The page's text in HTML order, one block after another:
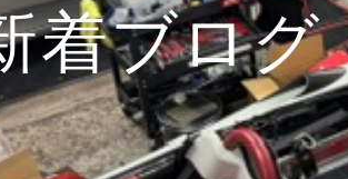
着ブログ